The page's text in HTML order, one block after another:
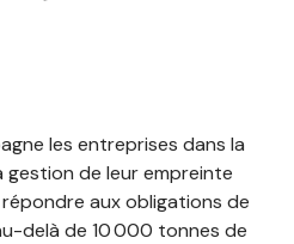
les entreprises dans la
de leur empreinte
aux obligations de
delà de 10 000 tonnes de